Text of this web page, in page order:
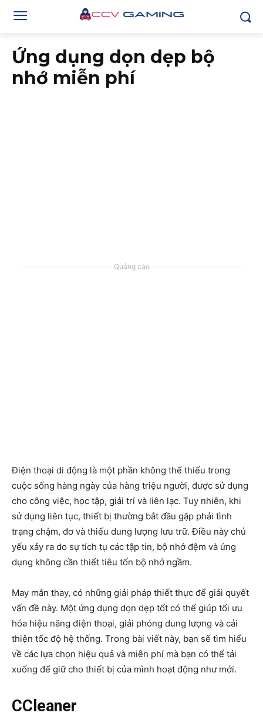
Ứng dụng dọn dẹp bộ
nhớ miễn phí
Quảng cáo
Điện thoại di động là một phần không thể thiếu trong
cuộc sống hàng ngày của hàng triệu người, được sử dụng
cho công việc, học tập, giải trí và liên lạc. Tuy nhiên, khi
sử dụng liên tục, thiết bị thường bắt đầu gặp phải tình
trạng chậm, đơ và thiếu dung lượng lưu trữ. Điều này chủ
yếu xảy ra do sự tích tụ các tập tin, bộ nhớ đệm và ứng
dụng không cần thiết tiêu tốn bộ nhớ ngầm.
May mắn thay, có những giải pháp thiết thực để giải quyết
vấn đề này. Một ứng dụng dọn dẹp tốt có thể giúp tối ưu
hóa hiệu năng điện thoại, giải phóng dung lượng và cải
thiện tốc độ hệ thống. Trong bài viết này, bạn sẽ tìm hiểu
về các lựa chọn hiệu quả và miễn phí mà bạn có thể tải
xuống để giữ cho thiết bị của mình hoạt động như mới.
CCleaner